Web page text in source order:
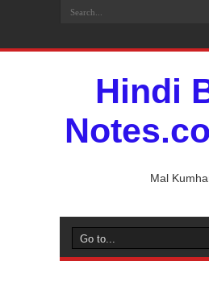
Hindi
Mal